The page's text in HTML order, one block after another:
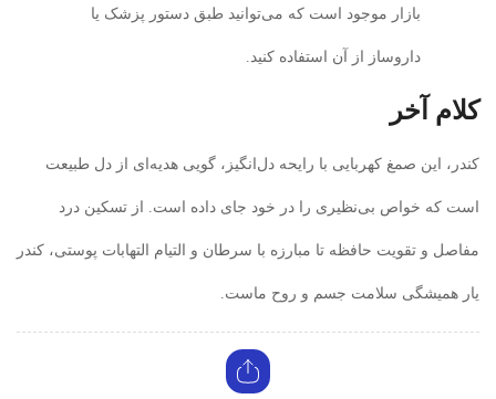
بازار موجود است که می‌توانید طبق دستور پزشک یا
داروساز از آن استفاده کنید.
کلام آخر
کندر، این صمغ کهربایی با رایحه دل‌انگیز، گویی هدیه‌ای از دل طبیعت
است که خواص بی‌نظیری را در خود جای داده است. از تسکین درد
مفاصل و تقویت حافظه تا مبارزه با سرطان و التیام التهابات پوستی، کندر
یار همیشگی سلامت جسم و روح ماست.